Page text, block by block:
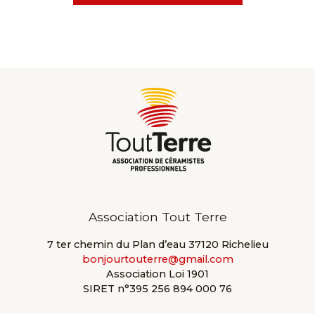
Association Tout Terre
7 ter chemin du Plan d’eau 37120 Richelieu
bonjourtouterre@gmail.com
Association Loi 1901
SIRET n°395 256 894 000 76